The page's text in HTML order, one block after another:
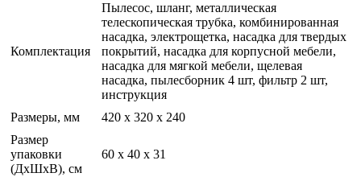
Комплектация
Пылесос, шланг, металлическая
телескопическая трубка, комбинированная
насадка, электрощетка, насадка для твердых
покрытий, насадка для корпусной мебели,
насадка для мягкой мебели, щелевая
насадка, пылесборник 4 шт, фильтр 2 шт,
инструкция
Размеры, мм
420 х 320 х 240
Размер
упаковки
(ДхШхВ), см
60 x 40 x 31